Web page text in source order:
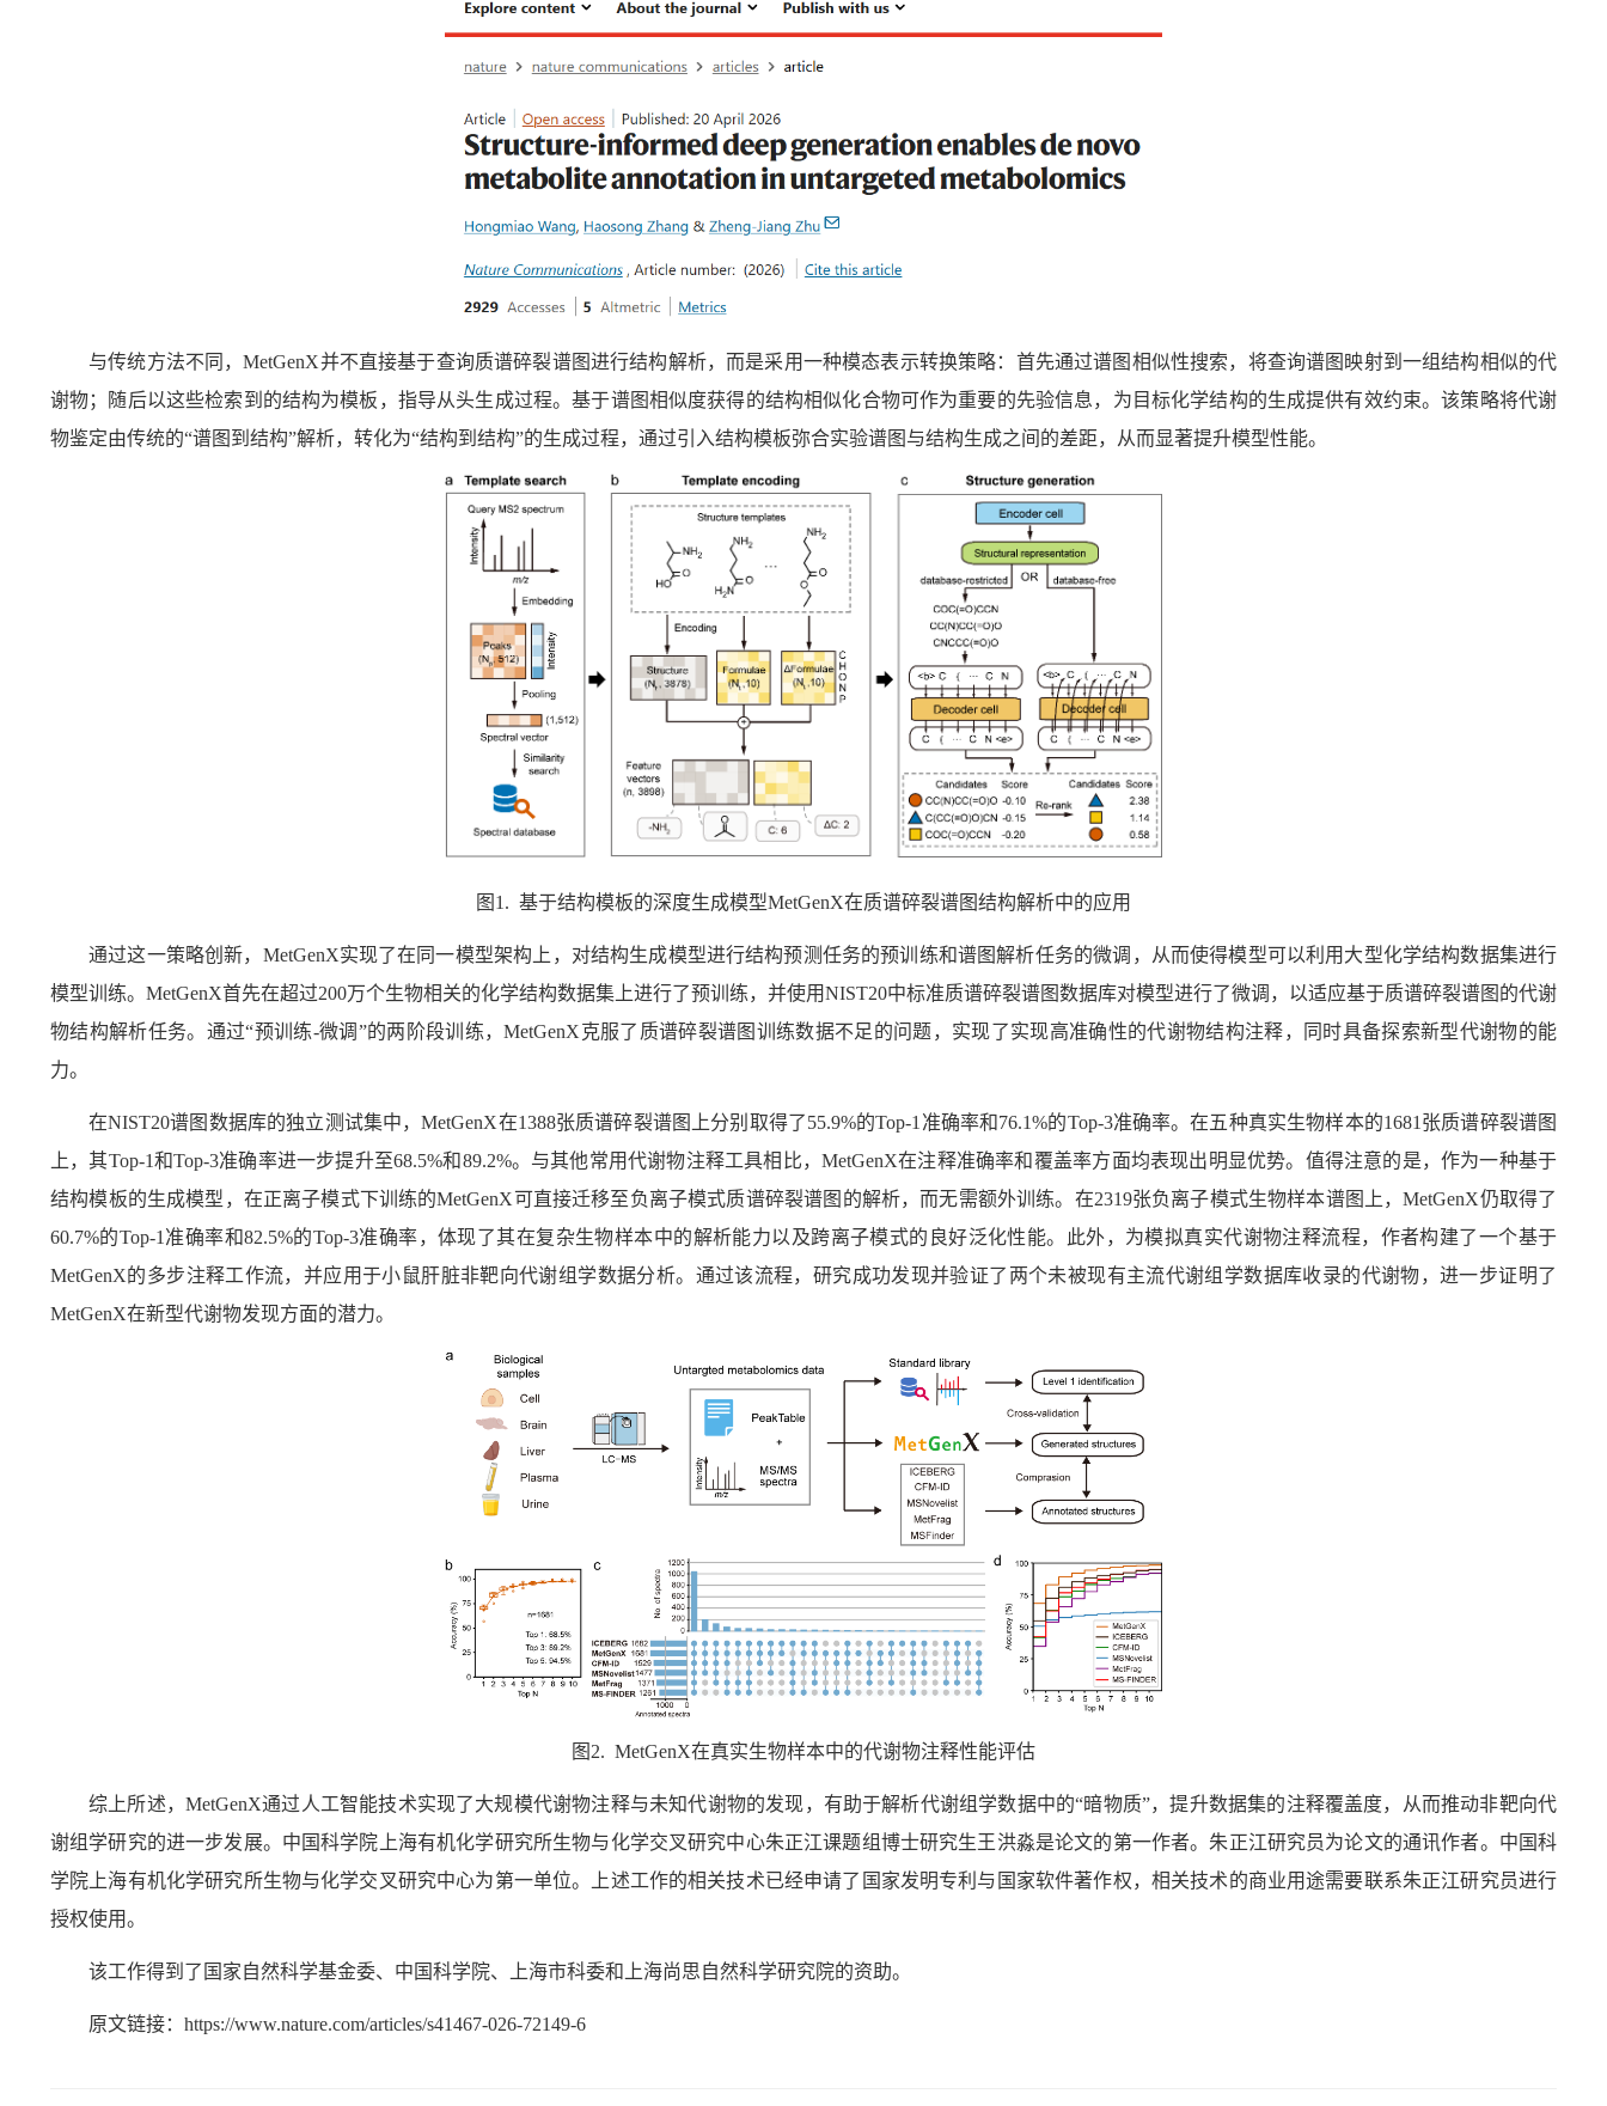
与传统方法不同，MetGenX并不直接基于查询质谱碎裂谱图进行结构解析，而是采用一种模态表示转换策略：首先通过谱图相似性搜索，将查询谱图映射到一组结构相似的代
谢物；随后以这些检索到的结构为模板，指导从头生成过程。基于谱图相似度获得的结构相似化合物可作为重要的先验信息，为目标化学结构的生成提供有效约束。该策略将代谢
物鉴定由传统的“谱图到结构”解析，转化为“结构到结构”的生成过程，通过引入结构模板弥合实验谱图与结构生成之间的差距，从而显著提升模型性能。
图 1. 基于结构模板的深度生成模型MetGenX在质谱碎裂谱图结构解析中的应用
通过这一策略创新， MetGenX实现了在同一模型架构上，对结构生成模型进行结构预测任务的预训练和谱图解析任务的微调，从而使得模型可以利用大型化学结构数据集进行
模型训练。 MetGenX首先在超过200万个生物相关的化学结构数据集上进行了预训练，并使用NIST20中标准质谱碎裂谱图数据库对模型进行了微调，以适应基于质谱碎裂谱图的代谢
物结构解析任务。通过“预训练-微调”的两阶段训练，MetGenX克服了质谱碎裂谱图训练数据不足的问题，实现了实现高准确性的代谢物结构注释，同时具备探索新型代谢物的能
力。
在NIST20谱图数据库的独立测试集中，MetGenX在1388张质谱碎裂谱图上分别取得了55.9%的Top-1 准确率和76.1%的Top-3准确率。在五种真实生物样本的1681 张质谱碎裂谱图
上，其Top-1和Top-3准确率进一步提升至68.5%和89.2%。与其他常用代谢物注释工具相比，MetGenX在注释准确率和覆盖率方面均表现出明显优势。值得注意的是，作为一种基于
结构模板的生成模型，在正离子模式下训练的MetGenX可直接迁移至负离子模式质谱碎裂谱图的解析，而无需额外训练。在2319张负离子模式生物样本谱图上，MetGenX仍取得了
60.7%的Top-1 准确率和82.5%的Top-3准确率，体现了其在复杂生物样本中的解析能力以及跨离子模式的良好泛化性能。此外，为模拟真实代谢物注释流程，作者构建了一个基于
MetGenX的多步注释工作流，并应用于小鼠肝脏非靶向代谢组学数据分析。通过该流程，研究成功发现并验证了两个未被现有主流代谢组学数据库收录的代谢物，进一步证明了
MetGenX在新型代谢物发现方面的潜力。
图 2. MetGenX在真实生物样本中的代谢物注释性能评估
综上所述， MetGenX通过人工智能技术实现了大规模代谢物注释与未知代谢物的发现，有助于解析代谢组学数据中的“暗物质”，提升数据集的注释覆盖度，从而推动非靶向代
谢组学研究的进一步发展。中国科学院上海有机化学研究所生物与化学交叉研究中心朱正江课题组博士研究生王洪淼是论文的第一作者。 朱正江研究员为论文的通讯作者。 中国科
学院上海有机化学研究所生物与化学交叉研究中心为第一单位。
上述工作的相关技术已经申请了国家发明专利与国家软件著作权，相关技术的商业用途需要联系朱正江研究员进行
授权使用。
该工作得到了国家自然科学基金委、中国科学院、上海市科委和上海尚思自然科学研究院的资助。
原文链接： https://www.nature.com/articles/s41467-026-72149-6